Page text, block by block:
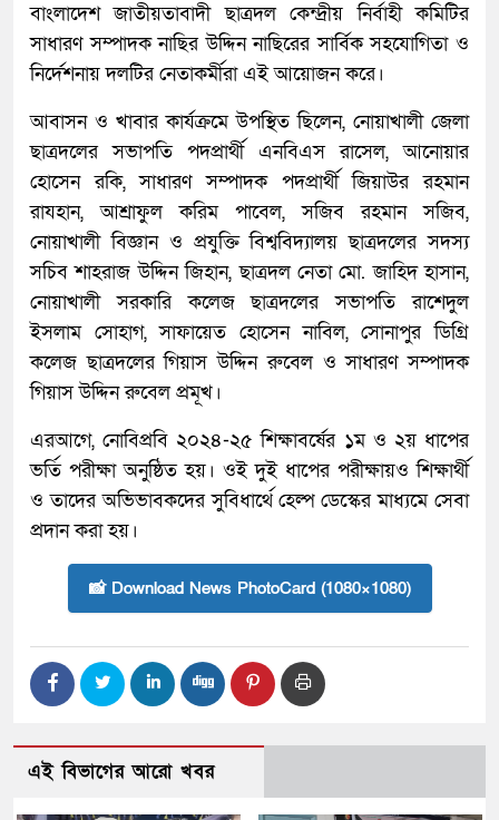
বাংলাদেশ জাতীয়তাবাদী ছাত্রদল কেন্দ্রীয় নির্বাহী কমিটির
সাধারণ সম্পাদক নাছির উদ্দিন নাছিরের সার্বিক সহযোগিতা ও
নির্দেশনায় দলটির নেতাকর্মীরা এই আয়োজন করে।
আবাসন ও খাবার কার্যক্রমে উপস্থিত ছিলেন, নোয়াখালী জেলা
ছাত্রদলের সভাপতি পদপ্রার্থী এনবিএস রাসেল, আনোয়ার
হোসেন রকি, সাধারণ সম্পাদক পদপ্রার্থী জিয়াউর রহমান
রাযহান, আশ্রাফুল করিম পাবেল, সজিব রহমান সজিব,
নোয়াখালী বিজ্ঞান ও প্রযুক্তি বিশ্ববিদ্যালয় ছাত্রদলের সদস্য
সচিব শাহরাজ উদ্দিন জিহান, ছাত্রদল নেতা মো. জাহিদ হাসান,
নোয়াখালী সরকারি কলেজ ছাত্রদলের সভাপতি রাশেদুল
ইসলাম সোহাগ, সাফায়েত হোসেন নাবিল, সোনাপুর ডিগ্রি
কলেজ ছাত্রদলের গিয়াস উদ্দিন রুবেল ও সাধারণ সম্পাদক
গিয়াস উদ্দিন রুবেল প্রমূখ।
এরআগে, নোবিপ্রবি ২০২৪-২৫ শিক্ষাবর্ষের ১ম ও ২য় ধাপের
ভর্তি পরীক্ষা অনুষ্ঠিত হয়। ওই দুই ধাপের পরীক্ষায়ও শিক্ষার্থী
ও তাদের অভিভাবকদের সুবিধার্থে হেল্প ডেস্কের মাধ্যমে সেবা
প্রদান করা হয়।
📸 Download News PhotoCard (1080×1080)
এই বিভাগের আরো খবর